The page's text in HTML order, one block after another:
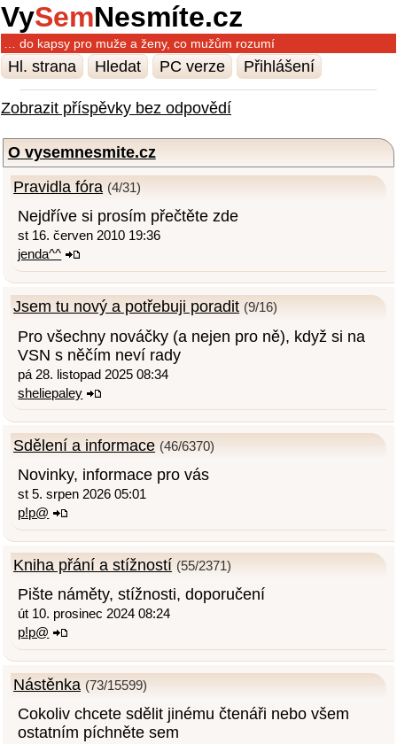
VySemNesmíte.cz
… do kapsy pro muže a ženy, co mužům rozumí
Hl. strana Hledat PC verze Přihlášení
Zobrazit příspěvky bez odpovědí
O vysemnesmite.cz
Pravidla fóra (4/31)
Nejdříve si prosím přečtěte zde
st 16. červen 2010 19:36
jenda^^
Jsem tu nový a potřebuji poradit (9/16)
Pro všechny nováčky (a nejen pro ně), když si na
VSN s něčím neví rady
pá 28. listopad 2025 08:34
sheliepaley
Sdělení a informace (46/6370)
Novinky, informace pro vás
st 5. srpen 2026 05:01
p!p@
Kniha přání a stížností (55/2371)
Pište náměty, stížnosti, doporučení
út 10. prosinec 2024 08:24
p!p@
Nástěnka (73/15599)
Cokoliv chcete sdělit jinému čtenáři nebo všem
ostatním píchněte sem